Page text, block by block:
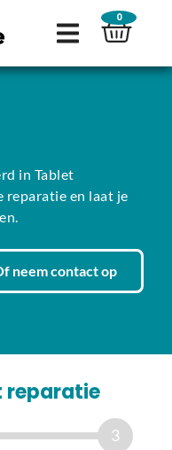
0
in Tablet
reparatie en laat je
neem contact op
reparatie
3